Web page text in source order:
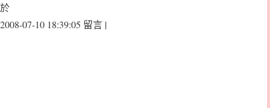
於
2008-07-10 18:39:05 留言 |